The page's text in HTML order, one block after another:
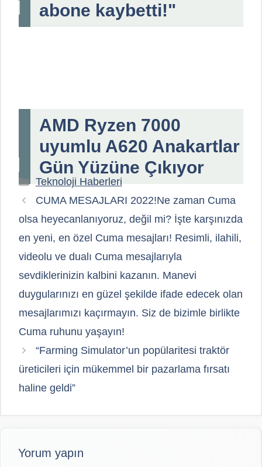
abone kaybetti!"
AMD Ryzen 7000
uyumlu A620 Anakartlar
Gün Yüzüne Çıkıyor
Kategoriler
Teknoloji Haberleri
CUMA MESAJLARI 2022!Ne zaman Cuma
olsa heyecanlanıyoruz, değil mi? İşte karşınızda
en yeni, en özel Cuma mesajları! Resimli, ilahili,
videolu ve dualı Cuma mesajlarıyla
sevdiklerinizin kalbini kazanın. Manevi
duygularınızı en güzel şekilde ifade edecek olan
mesajlarımızı kaçırmayın. Siz de bizimle birlikte
Cuma ruhunu yaşayın!
“Farming Simulator’un popülaritesi traktör
üreticileri için mükemmel bir pazarlama fırsatı
haline geldi”
Yorum yapın